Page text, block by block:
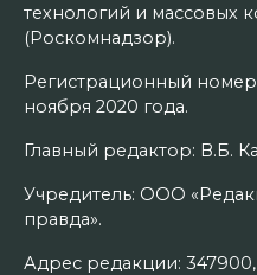
технологий и массовых
(Роскомнадзор).
Регистрационный
ноября 2020 года.
Главный редактор: В.Б.
Учредитель: ООО
правда».
Адрес редакции: 347900,